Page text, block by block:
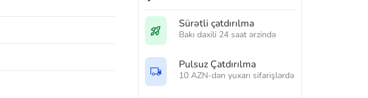
Sürətli çatdırılma
Bakı daxili 24 saat ərzində
Pulsuz Çatdırılma
10 AZN-dən yuxarı sifarişlərdə